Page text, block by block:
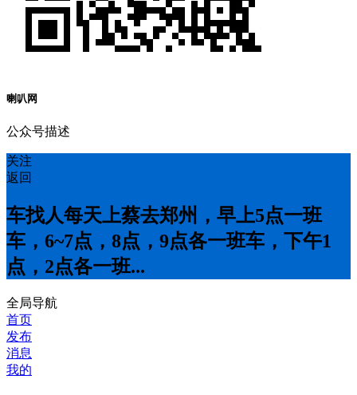
喇叭网
公众号描述
关注
返回
车找人每天上蔡去郑州，早上5点一班
车，6~7点，8点，9点各一班车，下午1
点，2点各一班...
全局导航
首页
发布
消息
我的